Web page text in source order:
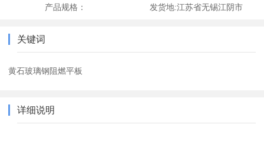
产品规格： 发货地:江苏省无锡江阴市
关键词
黄石玻璃钢阻燃平板
详细说明